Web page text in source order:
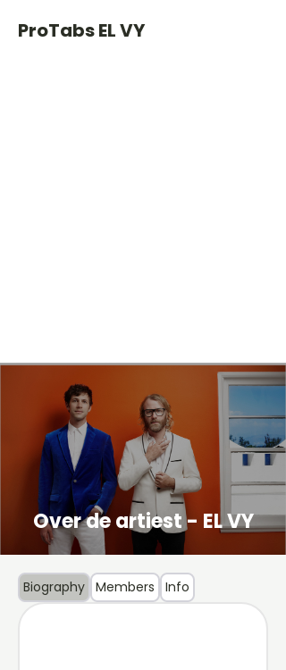
ProTabs EL VY
Over de artiest - EL VY
Biography Members Info